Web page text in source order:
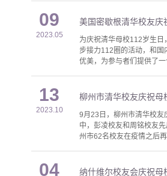
09
2023.05
美国密歇根清华校友庆
为庆祝清华母校112岁生
步接力112圈的活动，和
优美，为参与者们提供了
13
2023.10
柳州市清华校友庆祝母
9月23日，柳州市清华校友
中，彭凌校友和周铭校友
州市62名校友在疫情之后
04 纳什维尔校友会庆祝母